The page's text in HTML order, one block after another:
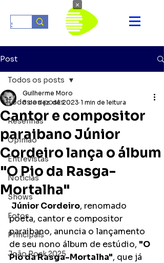
Post
Todos os posts
Resenhas
Opinião
Entrevistas
Notícias
Shows
Fotos
Principais
João Rock 2025
Todos os posts
Cantor e compositor
paraibano Júnior
Cordeiro lança o álbum
"O Pio da Rasga-
Mortalha"
Guilherme Moro
8 de dez. de 2023 1 min de leitura
Júnior Cordeiro, renomado
poeta, cantor e compositor
paraibano, anuncia o lançamento
de seu nono álbum de estúdio, "O
Pio da Rasga-Mortalha", que já
×